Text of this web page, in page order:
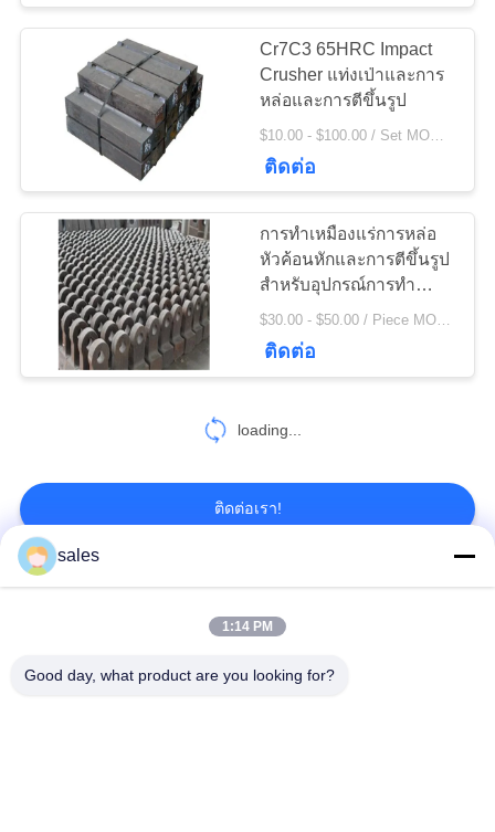
อะไหล่เครื่องจักรทำ
เหมือง
144
CITIC HIC ชิ้นส่วน
เครื่องจักร
68
แกว่งแบริ่งแหวน
Cr7C3 65HRC Impact
Crusher แท่งเป่าและการ
หล่อและการตีขึ้นรูป
$10.00 - $100.00 / Set MOQ:5 ตั้ง / ชุด
ติดต่อ
การทำเหมืองแร่การหล่อ
หัวค้อนหักและการตีขึ้นรูป
สำหรับอุปกรณ์การทำ
เหมืองแร่
$30.00 - $50.00 / Piece MOQ:10 ชิ้น / ชิ้น
ติดต่อ
loading...
ติดต่อเรา!
หมวดหมู่ยอดนิยม
Gears ปีกนก เฟืองเฟืองเกียร์เอียง
sales
1:14 PM
Good day, what product are you looking for?